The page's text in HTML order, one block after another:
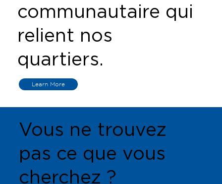
communautaire qui
relient nos
quartiers.
Learn More
Vous ne trouvez
pas ce que vous
cherchez ?